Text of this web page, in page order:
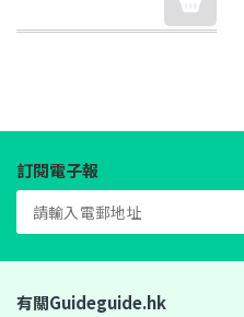
訂閱電子報
有關Guideguide.hk